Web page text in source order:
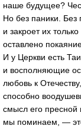
наше будущее?
Но без паники. Без
и закроет их
оставлено
И у Церкви есть
и восполняющие
любовь к
способно
смысл его пресной
мы поминаем, —